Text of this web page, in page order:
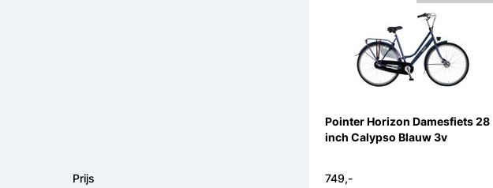
Pointer Horizon Damesfiets 28
inch Calypso Blauw 3v
Prijs 749,-